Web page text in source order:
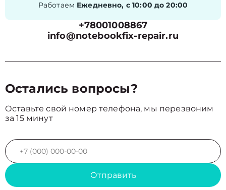
Работаем Ежедневно, с 10:00 до 20:00
+78001008867
info@notebookfix-repair.ru
Остались вопросы?
Оставьте свой номер телефона, мы перезвоним
за 15 минут
Отправить